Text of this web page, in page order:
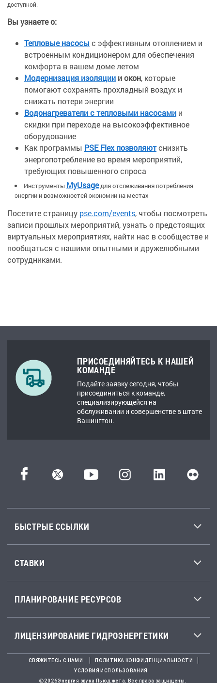
доступной.
Вы узнаете о:
Тепловые насосы с эффективным отоплением и
встроенным кондиционером для обеспечения
комфорта в вашем доме летом
Модернизация изоляции и окон, которые
помогают сохранять прохладный воздух и
снижать потери энергии
Водонагреватели с тепловыми насосами и
скидки при переходе на высокоэффективное
оборудование
Как программы PSE Flex позволяютснизить
энергопотребление во время мероприятий,
требующих повышенного спроса
Инструменты MyUsageдля отслеживания потребления
энергии и возможностей экономии на местах
Посетите страницу pse.com/events, чтобы посмотреть
записи прошлых мероприятий, узнать о предстоящих
виртуальных мероприятиях, найти нас в сообществе и
пообщаться с нашими опытными и дружелюбными
сотрудниками.
ПРИСОЕДИНЯЙТЕСЬ К НАШЕЙ
КОМАНДЕ
Подайте заявку сегодня, чтобы
присоединиться к команде,
специализирующейся на
обслуживании и совершенстве в штате
Вашингтон.
БЫСТРЫЕ ССЫЛКИ
СТАВКИ
ПЛАНИРОВАНИЕ РЕСУРСОВ
ЛИЦЕНЗИРОВАНИЕ ГИДРОЭНЕРГЕТИКИ
СВЯЖИТЕСЬ С НАМИ
ПОЛИТИКА КОНФИДЕНЦИАЛЬНОСТИ
УСЛОВИЯ ИСПОЛЬЗОВАНИЯ
2026Энергия звука Пьюджета. Все права защищены.